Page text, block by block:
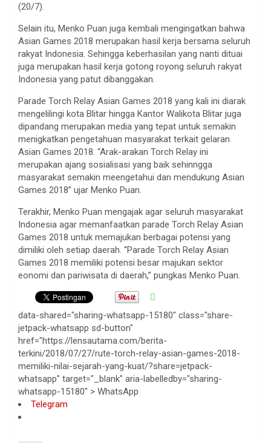
(20/7).
Selain itu, Menko Puan juga kembali mengingatkan bahwa
Asian Games 2018 merupakan hasil kerja bersama seluruh
rakyat Indonesia. Sehingga keberhasilan yang nanti dituai
juga merupakan hasil kerja gotong royong seluruh rakyat
Indonesia yang patut dibanggakan.
Parade Torch Relay Asian Games 2018 yang kali ini diarak
mengelilingi kota Blitar hingga Kantor Walikota Blitar juga
dipandang merupakan media yang tepat untuk semakin
menigkatkan pengetahuan masyarakat terkait gelaran
Asian Games 2018. “Arak-arakan Torch Relay ini
merupakan ajang sosialisasi yang baik sehinngga
masyarakat semakin meengetahui dan mendukung Asian
Games 2018” ujar Menko Puan.
Terakhir, Menko Puan mengajak agar seluruh masyarakat
Indonesia agar memanfaatkan parade Torch Relay Asian
Games 2018 untuk memajukan berbagai potensi yang
dimiliki oleh setiap daerah. “Parade Torch Relay Asian
Games 2018 memiliki potensi besar majukan sektor
eonomi dan pariwisata di daerah,” pungkas Menko Puan.
data-shared="sharing-whatsapp-15180" class="share-
jetpack-whatsapp sd-button"
href="https://lensautama.com/berita-
terkini/2018/07/27/rute-torch-relay-asian-games-2018-
memiliki-nilai-sejarah-yang-kuat/?share=jetpack-
whatsapp" target="_blank" aria-labelledby="sharing-
whatsapp-15180" > WhatsApp
Telegram